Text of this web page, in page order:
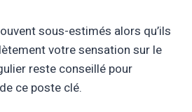
sous-estimés alors qu’ils
votre sensation sur le
reste conseillé pour
ce poste clé.